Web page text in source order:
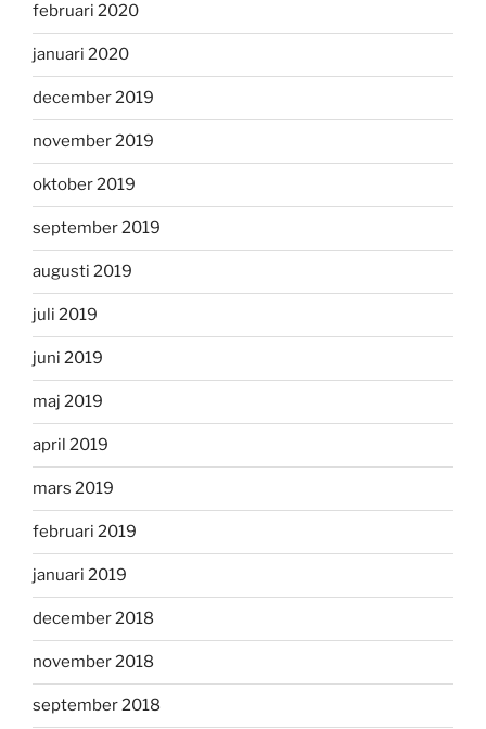
februari 2020
januari 2020
december 2019
november 2019
oktober 2019
september 2019
augusti 2019
juli 2019
juni 2019
maj 2019
april 2019
mars 2019
februari 2019
januari 2019
december 2018
november 2018
september 2018